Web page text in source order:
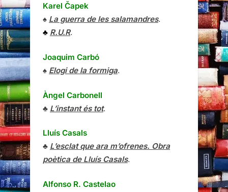
Karel Čapek
♠ La guerra de les salamandres.
♣ R.U.R.
Joaquim Carbó
♠ Elogi de la formiga.
Àngel Carbonell
♣ L’instant és tot.
Lluís Casals
♣ L’esclat que ara m’ofrenes. Obra
poètica de Lluís Casals.
Alfonso R. Castelao